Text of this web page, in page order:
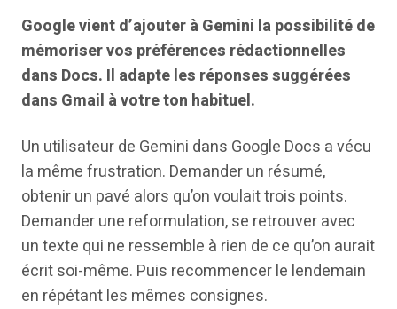
Google vient d’ajouter à Gemini la possibilité de
mémoriser vos préférences rédactionnelles
dans Docs. Il adapte les réponses suggérées
dans Gmail à votre ton habituel.
Un utilisateur de Gemini dans Google Docs a vécu
la même frustration. Demander un résumé,
obtenir un pavé alors qu’on voulait trois points.
Demander une reformulation, se retrouver avec
un texte qui ne ressemble à rien de ce qu’on aurait
écrit soi-même. Puis recommencer le lendemain
en répétant les mêmes consignes.